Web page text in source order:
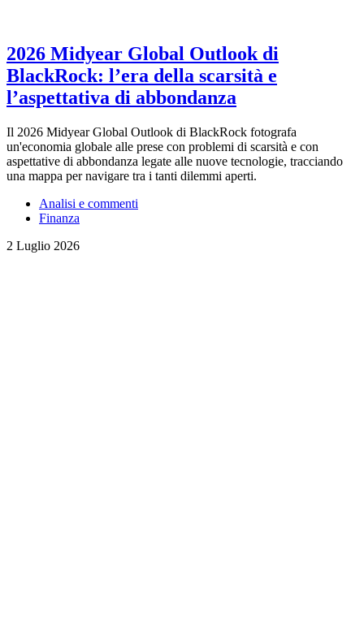
2026 Midyear Global Outlook di
BlackRock: l’era della scarsità e
l’aspettativa di abbondanza
Il 2026 Midyear Global Outlook di BlackRock fotografa
un'economia globale alle prese con problemi di scarsità e con
aspettative di abbondanza legate alle nuove tecnologie, tracciando
una mappa per navigare tra i tanti dilemmi aperti.
Analisi e commenti
Finanza
2 Luglio 2026